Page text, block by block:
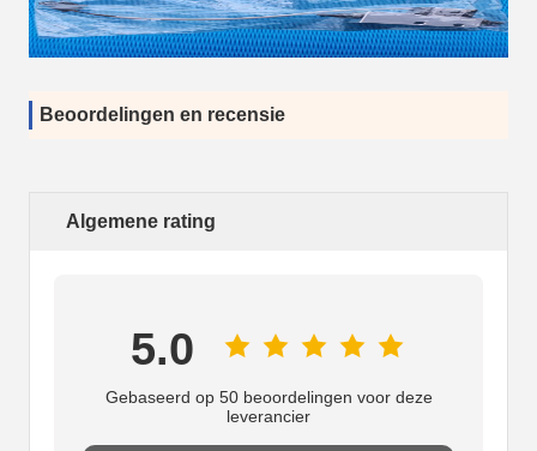
Beoordelingen en recensie
Algemene rating
5.0
Gebaseerd op 50 beoordelingen voor deze
leverancier